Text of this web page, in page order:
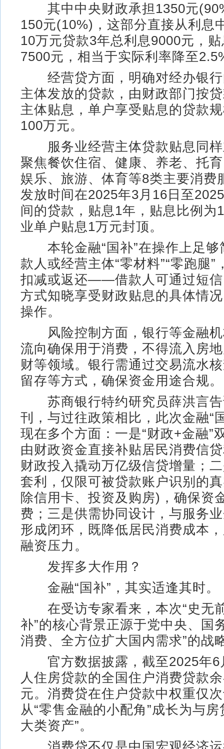
其中中央财政承担1350元
150元(10%)，这部分直接从利息
10万元贷款3年总利息9000元，
7500元，相当于实际利率降至
经营贷方面，明确对经办银行
主体发放的贷款，由财政部门按
主体贴息，单户享受贴息的贷款
100万元。
服务业经营主体贷款贴息同样
聚焦餐饮住宿、健康、养老、托
娱乐、旅游、体育等8类主要消费
发放时间在2025年3月16日至
间的贷款，贴息1年，贴息比例为
业单户贴息1万元封顶。
本轮金融“国补”在操作上足够
款人或经营主体“零材料”“零跑腿
扣减或返还——借款人可通过短
方式知晓享受财政贴息的具体情
操作。
风险控制方面，银行等金融机
流向确保用于消费，不得流入房
财等领域。银行需通过交易流水
留存等方式，确保资金用途合规。
苏商银行特约研究员薛洪言告
刊，与过往政策相比，此次金融“
现在多个方面：一是“财政+金融”
由财政资金直接补贴居民消费信
财政投入撬动万亿级信贷增量；
套利，仅限可被贷款账户识别的
除信用卡、投资及购房)，确保资
费；三是供需协同设计，与服务
形成闭环，既降低居民消费成本
融资压力。
发挥多大作用？
金融“国补”，其实适逢其时。
在受访专家看来，本次“史无前
补”的核心背景正源于党中央、国
消费、全方位扩大国内需求”的战
官方数据披露，截至2025年6
人住房贷款的全国住户消费贷款
元。消费贷在住户贷款中权重仅
从“零售金融的小配角”成长为与
大类资产”。